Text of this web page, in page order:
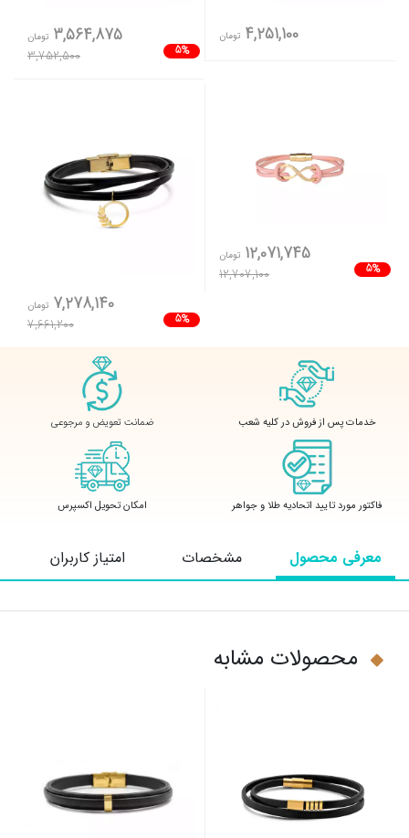
4,251,100 تومان
5%
3,564,875 تومان
3,752,500
5%
12,071,745 تومان
12,707,100
5%
7,278,140 تومان
7,661,200
خدمات پس از فروش در کلیه شعب ضمانت تعویض و مرجوعی
فاکتور مورد تایید اتحادیه طلا و جواهر امکان تحویل اکسپرس
معرفی محصول مشخصات امتیاز کاربران
محصولات مشابه